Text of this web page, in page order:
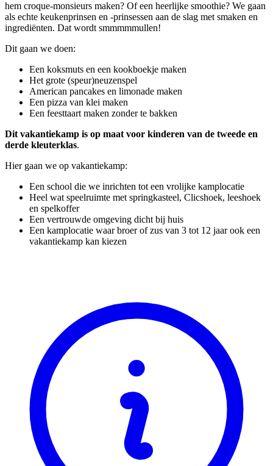
hem croque-monsieurs maken? Of een heerlijke smoothie? We gaan
als echte keukenprinsen en -prinsessen aan de slag met smaken en
ingrediënten. Dat wordt smmmmmullen!
Dit gaan we doen:
Een koksmuts en een kookboekje maken
Het grote (speur)neuzenspel
American pancakes en limonade maken
Een pizza van klei maken
Een feesttaart maken zonder te bakken
Dit vakantiekamp is op maat voor kinderen van de tweede en
derde kleuterklas.
Hier gaan we op vakantiekamp:
Een school die we inrichten tot een vrolijke kamplocatie
Heel wat speelruimte met springkasteel, Clicshoek, leeshoek
en spelkoffer
Een vertrouwde omgeving dicht bij huis
Een kamplocatie waar broer of zus van 3 tot 12 jaar ook een
vakantiekamp kan kiezen